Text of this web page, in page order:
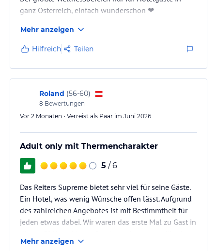
ganz Österreich, einfach wunderschön ❤️
Mehr anzeigen
Hilfreich Teilen
Roland (56-60)
8 Bewertungen
Vor 2 Monaten • Verreist als Paar im Juni 2026
Adult only mit Thermencharakter
5 / 6
Das Reiters Supreme bietet sehr viel für seine Gäste.
Ein Hotel, was wenig Wünsche offen lässt. Aufgrund
des zahlreichen Angebotes ist mit Bestimmtheit für
jeden etwas dabei. Wir waren das erste Mal zu Gast in
Hotel den Charakter eines Kurhotels, altmodisch und
Mehr anzeigen